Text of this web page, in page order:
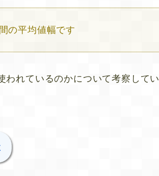
の平均値幅です
われているのかについて考察してい